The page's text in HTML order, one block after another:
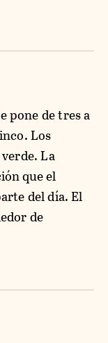
pone de tres a
Los
La
que el
del día. El
de